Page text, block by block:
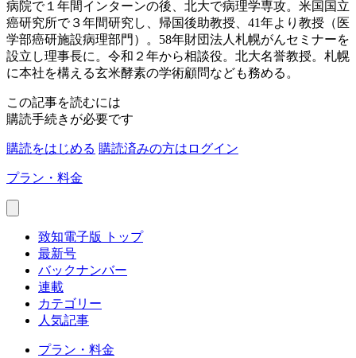
病院で１年間インターンの後、北大で病理学専攻。米国国立
癌研究所で３年間研究し、帰国後助教授、41年より教授（医
学部癌研施設病理部門）。58年財団法人札幌がんセミナーを
設立し理事長に。令和２年から相談役。北大名誉教授。札幌
に本社を構える玄米酵素の学術顧問なども務める。
この記事を読むには
購読手続きが必要です
購読をはじめる 購読済みの方はログイン
プラン・料金
致知電子版 トップ
最新号
バックナンバー
連載
カテゴリー
人気記事
プラン・料金